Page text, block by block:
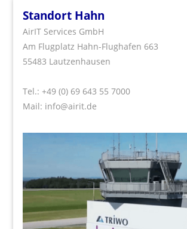
Standort Hahn
AirIT Services GmbH
Am Flugplatz Hahn-Flughafen 663
55483 Lautzenhausen
Tel.:+49 (0) 69 643 55 7000
Mail: info@airit.de